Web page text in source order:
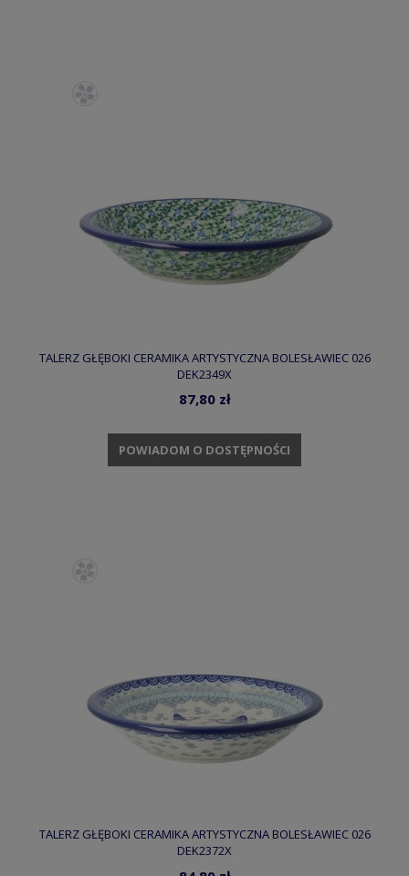
TALERZ GŁĘBOKI CERAMIKA ARTYSTYCZNA BOLESŁAWIEC 026
DEK2349X
87,80 zł
POWIADOM O DOSTĘPNOŚCI
TALERZ GŁĘBOKI CERAMIKA ARTYSTYCZNA BOLESŁAWIEC 026
DEK2372X